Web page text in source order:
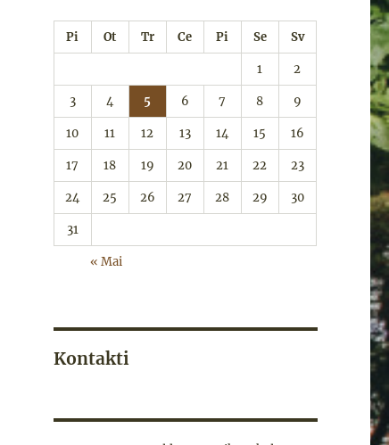
Pi Ot Tr Ce Pi Se Sv
1 2
3 4 5 6 7 8 9
10 11 12 13 14 15 16
17 18 19 20 21 22 23
24 25 26 27 28 29 30
31
« Mai
Kontakti